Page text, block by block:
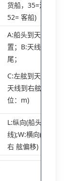
货船，35=渔船，
52= 客船)
A:船头到天线位
置；B:天线到船
尾；
C:左舷到天线；D:
天线到右舷(单
位：m)
L:纵向(船头到天
线);W:横向(左/
右 舷偏移)